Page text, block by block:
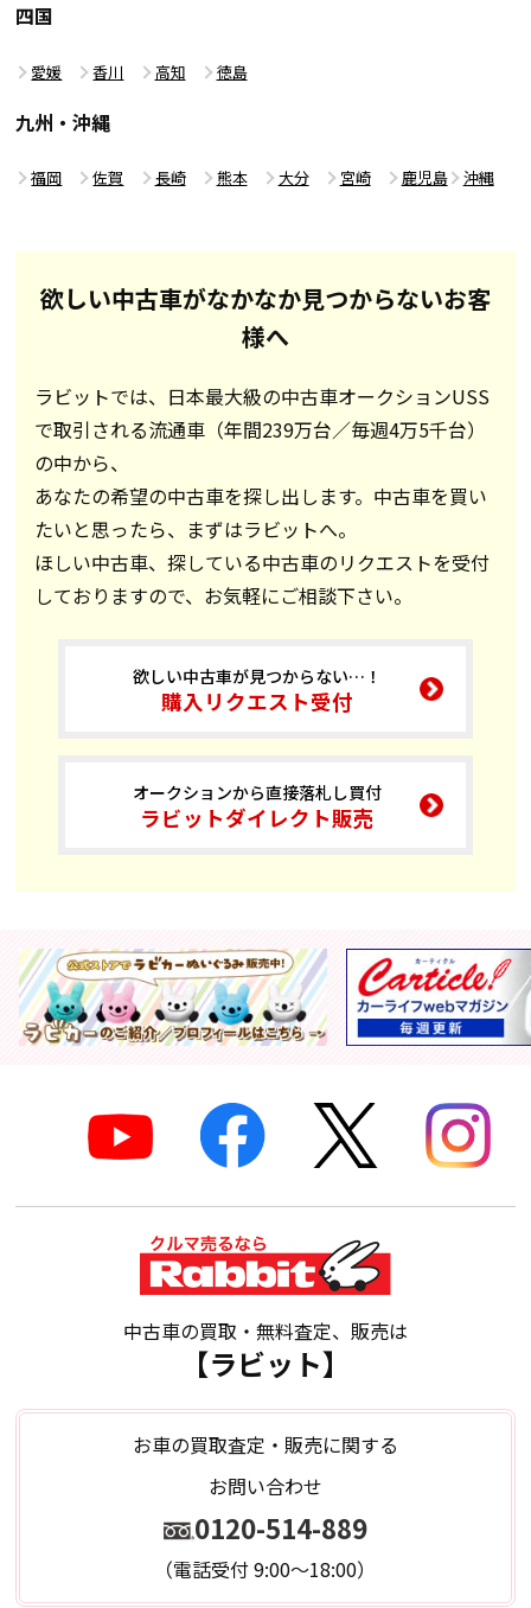
四国
愛媛 香川 高知 徳島
九州・沖縄
福岡 佐賀 長崎 熊本 大分 宮崎 鹿児島 沖縄
欲しい中古車がなかなか見つからないお客
様へ
ラビットでは、日本最大級の中古車オークションUSS
で取引される流通車（年間239万台／毎週4万5千台）
の中から、
あなたの希望の中古車を探し出します。中古車を買い
たいと思ったら、まずはラビットへ。
ほしい中古車、探している中古車のリクエストを受付
しておりますので、お気軽にご相談下さい。
欲しい中古車が見つからない…！
購入リクエスト受付
オークションから直接落札し買付
ラビットダイレクト販売
中古車の買取・無料査定、販売は
【ラビット】
お車の買取査定・販売に関する
お問い合わせ
0120-514-889
（電話受付 9:00～18:00）